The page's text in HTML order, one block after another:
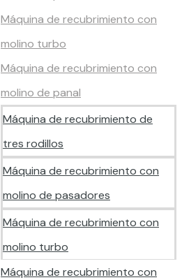
Máquina de recubrimiento con
molino turbo
Máquina de recubrimiento con
molino de panal
Máquina de recubrimiento de
tres rodillos
Máquina de recubrimiento con
molino de pasadores
Máquina de recubrimiento con
molino turbo
Máquina de recubrimiento con